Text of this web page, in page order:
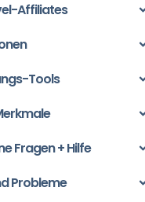
Affiliates
Tools
Fragen + Hilfe
Probleme